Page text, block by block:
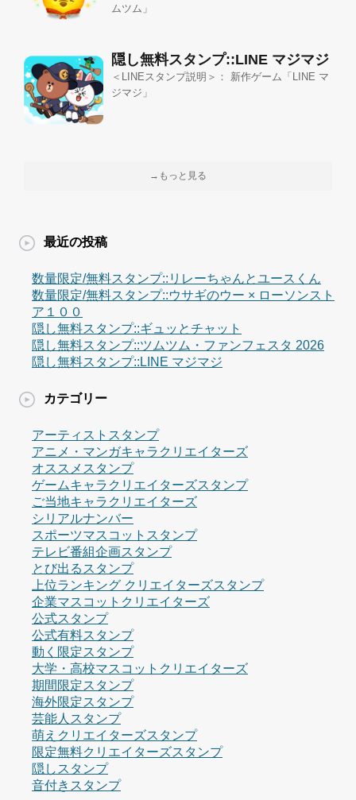
ムツム」
隠し無料スタンプ::LINE マジマジ
＜LINEスタンプ説明＞： 新作ゲーム「LINE マ
ジマジ」
→もっと見る
最近の投稿
数量限定/無料スタンプ::リレーちゃんとユースくん
数量限定/無料スタンプ::ウサギのウー × ローソンスト
ア１００
隠し無料スタンプ::ギュッとチャット
隠し無料スタンプ::ツムツム・ファンフェスタ 2026
隠し無料スタンプ::LINE マジマジ
カテゴリー
アーティストスタンプ
アニメ・マンガキャラクリエイターズ
オススメスタンプ
ゲームキャラクリエイターズスタンプ
ご当地キャラクリエイターズ
シリアルナンバー
スポーツマスコットスタンプ
テレビ番組企画スタンプ
とび出るスタンプ
上位ランキング クリエイターズスタンプ
企業マスコットクリエイターズ
公式スタンプ
公式有料スタンプ
動く限定スタンプ
大学・高校マスコットクリエイターズ
期間限定スタンプ
海外限定スタンプ
芸能人スタンプ
萌えクリエイターズスタンプ
限定無料クリエイターズスタンプ
隠しスタンプ
音付きスタンプ